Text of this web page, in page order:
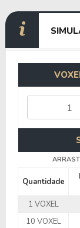
Quantidade
1 VOXEL
10 VOXEL